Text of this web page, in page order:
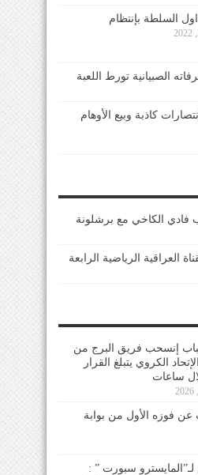
السلطة بإنتظام
الصبيانية تورط اللعبة
كاذبة وبيع الأوهام
فادي الكاخي مع برشلونة
العراقية الرياضية الرابعة
إنسحب فريق البرج من
الكروي يتبلغ القرار
ساعات
فوزه الأول من بوابة
لـ”المايسترو سبورت ” :